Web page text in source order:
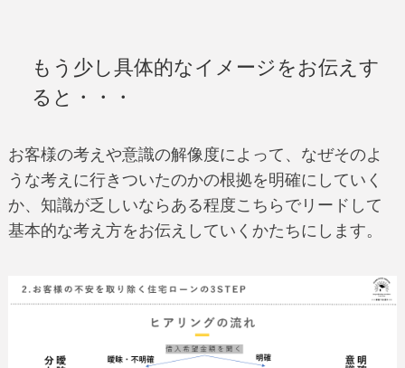
もう少し具体的なイメージをお伝えす
ると・・・
お客様の考えや意識の解像度によって、なぜそのよ
うな考えに行きついたのかの根拠を明確にしていく
か、知識が乏しいならある程度こちらでリードして
基本的な考え方をお伝えしていくかたちにします。